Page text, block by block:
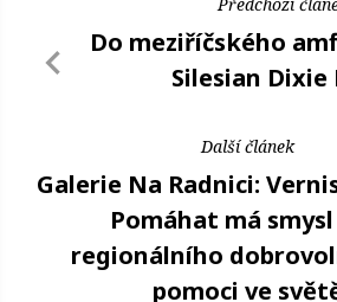
Do meziříčského
Silesian Dixie
Další článek
Galerie Na Radnici:
Pomáhat má
regionálního
pomoci ve